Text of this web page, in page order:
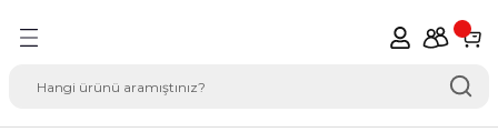
Seçimi Oto Yedek